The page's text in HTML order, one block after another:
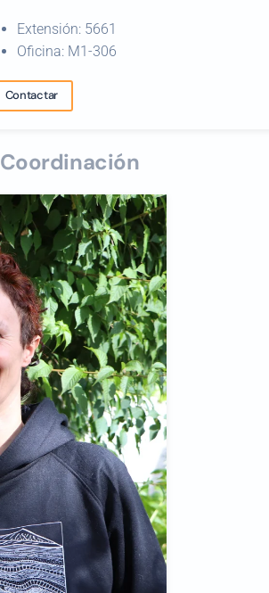
Extensión: 5661
Oficina: M1-306
Contactar
Coordinación